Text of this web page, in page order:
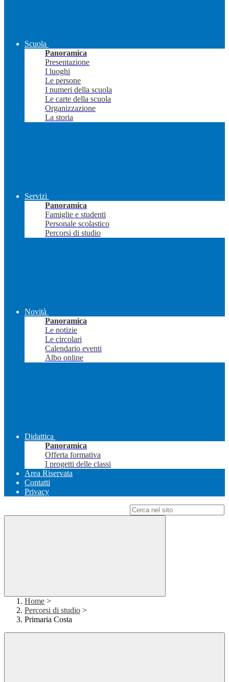
Scuola
Panoramica
Presentazione
I luoghi
Le persone
I numeri della scuola
Le carte della scuola
Organizzazione
La storia
Servizi
Panoramica
Famiglie e studenti
Personale scolastico
Percorsi di studio
Novità
Panoramica
Le notizie
Le circolari
Calendario eventi
Albo online
Didattica
Panoramica
Offerta formativa
I progetti delle classi
Area Riservata
Contatti
Privacy
Home >
Percorsi di studio >
Primaria Costa